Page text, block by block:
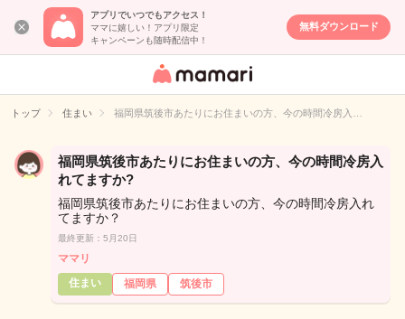
アプリでいつでもアクセス！
ママに嬉しい！アプリ限定
キャンペーンも随時配信中！
無料ダウンロード
女性専用匿名QA
イト
トップ 住まい 福岡県筑後市あたりにお住まいの方、今の時間冷房入…
福岡県筑後市あたりにお住まいの方、今の時間冷房入
れてますか?
福岡県筑後市あたりにお住まいの方、今の時間冷房入れ
てますか？
最終更新：5月20日
ママリ
住まい
福岡県 筑後市